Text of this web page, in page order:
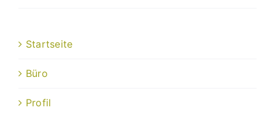
Startseite
Büro
Profil